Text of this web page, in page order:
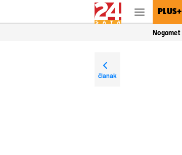
PLUS+
Nogomet
članak